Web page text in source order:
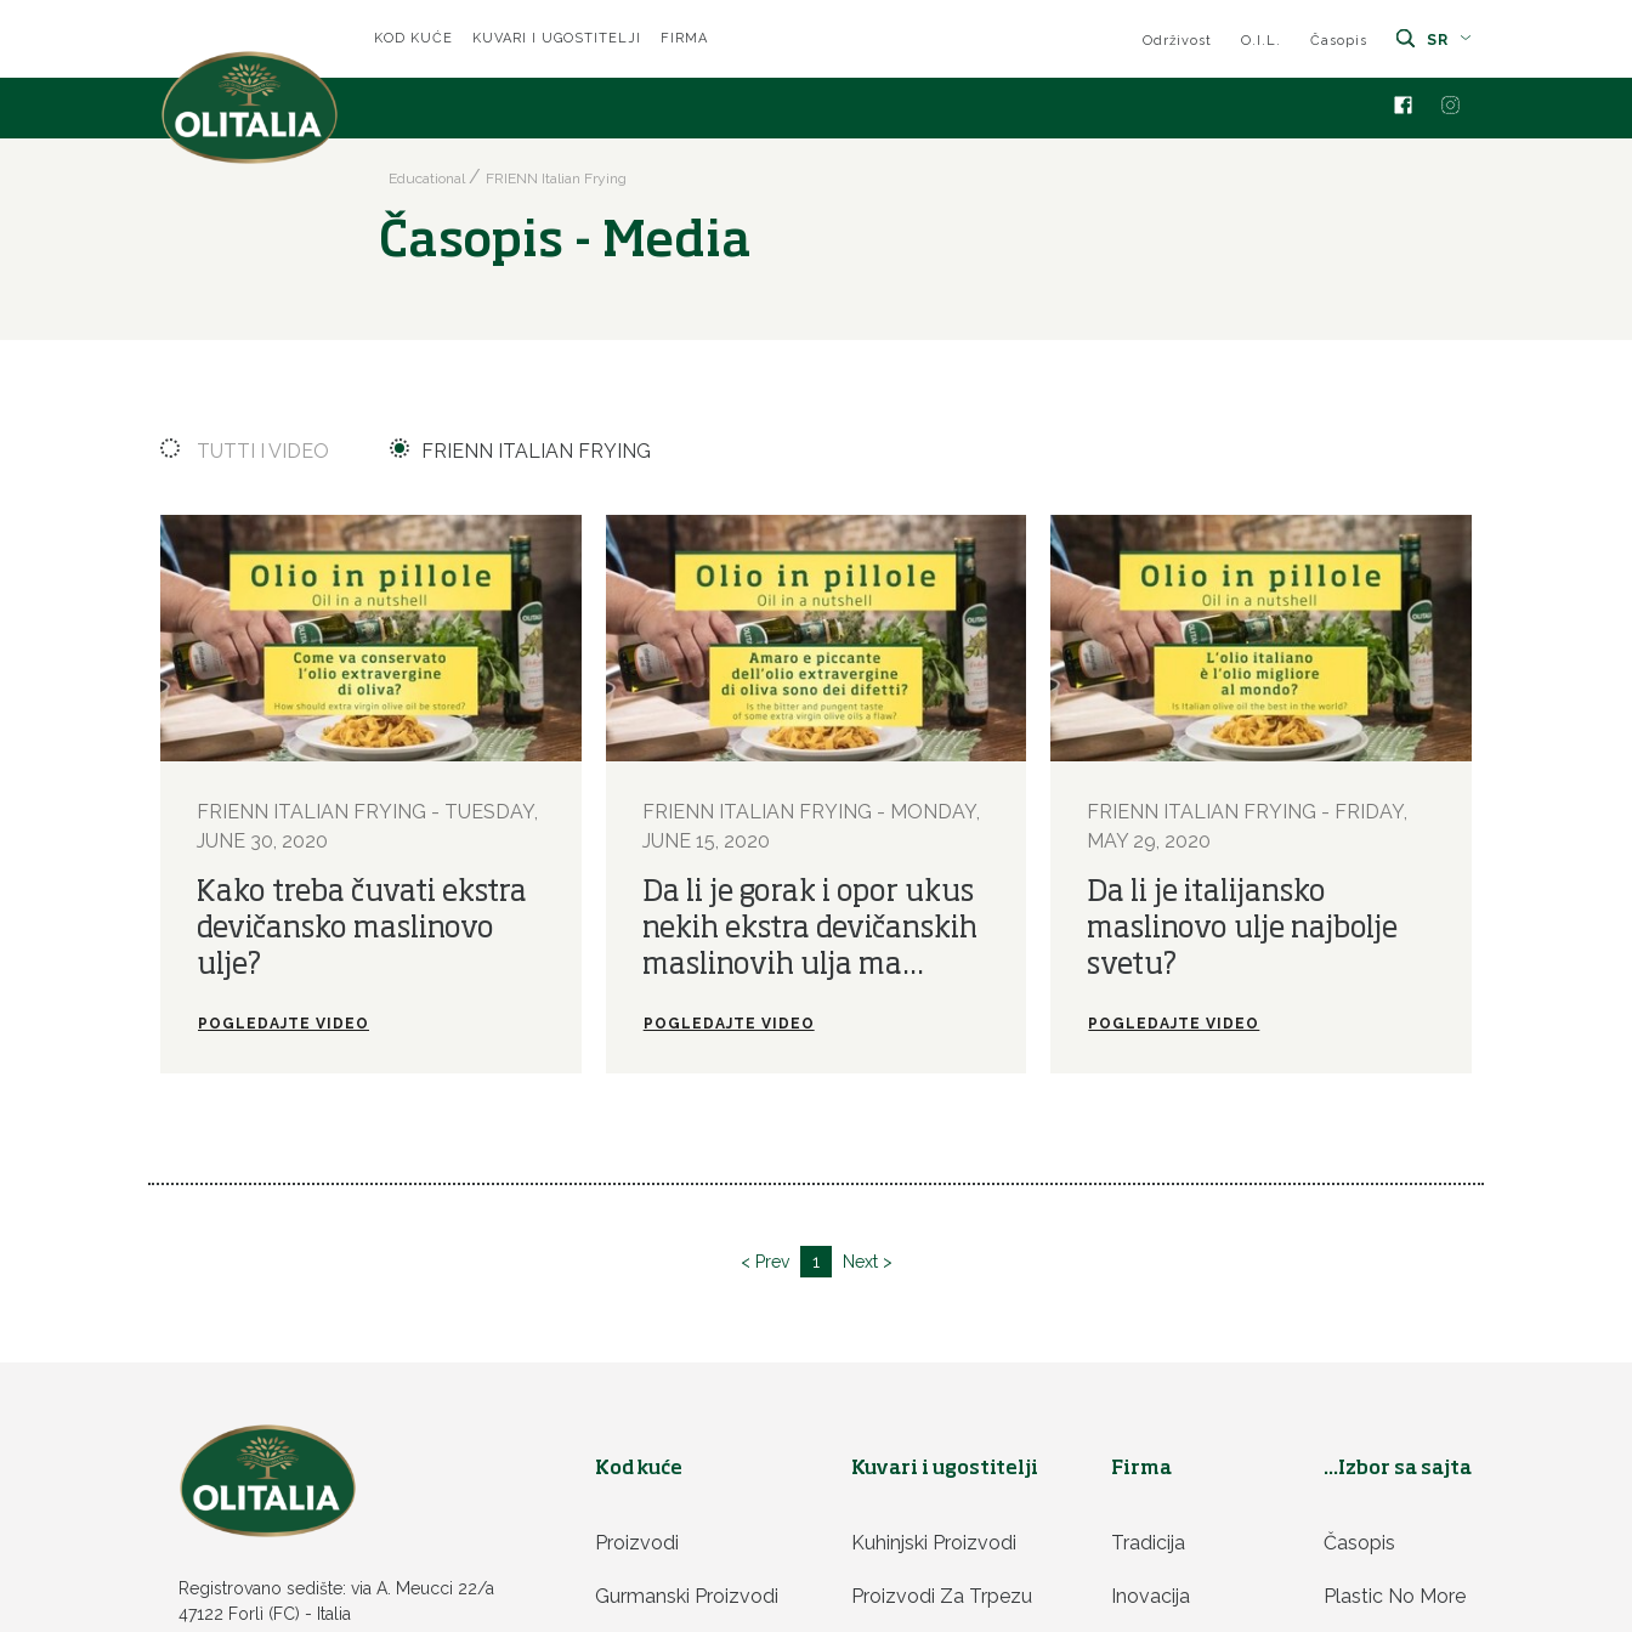
KOD KUĆE KUVARI I UGOSTITELJI FIRMA Održivost O.I.L. Časopis SR
Educational FRIENN Italian Frying
Časopis - Media
TUTTI I VIDEO FRIENN ITALIAN FRYING
FRIENN ITALIAN FRYING - TUESDAY,
JUNE 30, 2020
Kako treba čuvati ekstra
devičansko maslinovo
ulje?
POGLEDAJTE VIDEO
FRIENN ITALIAN FRYING - MONDAY,
JUNE 15, 2020
Da li je gorak i opor ukus
nekih ekstra devičanskih
maslinovih ulja ma...
POGLEDAJTE VIDEO
FRIENN ITALIAN FRYING - FRIDAY,
MAY 29, 2020
Da li je italijansko
maslinovo ulje najbolje
svetu?
POGLEDAJTE VIDEO
< Prev 1 Next >
Registrovano sedište: via A. Meucci 22/a
47122 Forlì (FC) - Italia
Kod kuće
Proizvodi
Gurmanski Proizvodi
Kuvari i ugostitelji
Kuhinjski Proizvodi
Proizvodi Za Trpezu
Firma
Tradicija
Inovacija
...Izbor sa sajta
Časopis
Plastic No More